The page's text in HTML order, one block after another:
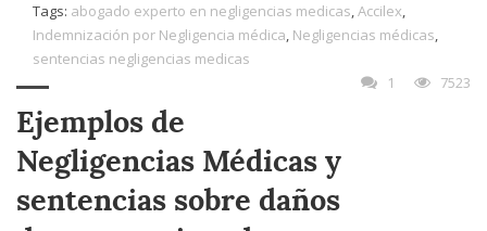
Tags: abogado experto en negligencias medicas,Accilex,
Indemnización por Negligencia médica, Negligencias médicas,
sentencias negligencias medicas
1
7523
Ejemplos de
Negligencias Médicas y
sentencias sobre daños